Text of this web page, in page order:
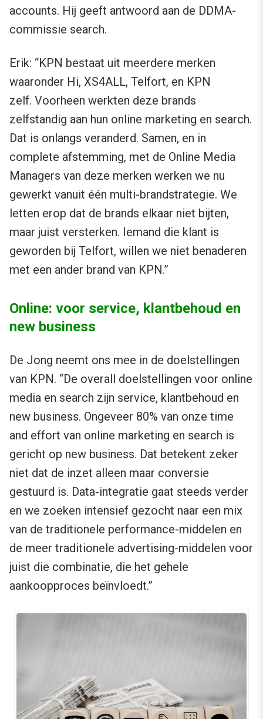
accounts. Hij geeft antwoord aan de DDMA-
commissie search.
Erik: “KPN bestaat uit meerdere merken
waaronder Hi, XS4ALL, Telfort, en KPN
zelf. Voorheen werkten deze brands
zelfstandig aan hun online marketing en search.
Dat is onlangs veranderd. Samen, en in
complete afstemming, met de Online Media
Managers van deze merken werken we nu
gewerkt vanuit één multi-brandstrategie. We
letten erop dat de brands elkaar niet bijten,
maar juist versterken. Iemand die klant is
geworden bij Telfort, willen we niet benaderen
met een ander brand van KPN.”
Online: voor service, klantbehoud en
new business
De Jong neemt ons mee in de doelstellingen
van KPN. “De overall doelstellingen voor online
media en search zijn service, klantbehoud en
new business. Ongeveer 80% van onze time
and effort van online marketing en search is
gericht op new business. Dat betekent zeker
niet dat de inzet alleen maar conversie
gestuurd is. Data-integratie gaat steeds verder
en we zoeken intensief gezocht naar een mix
van de traditionele performance-middelen en
de meer traditionele advertising-middelen voor
juist die combinatie, die het gehele
aankoopproces beïnvloedt.”